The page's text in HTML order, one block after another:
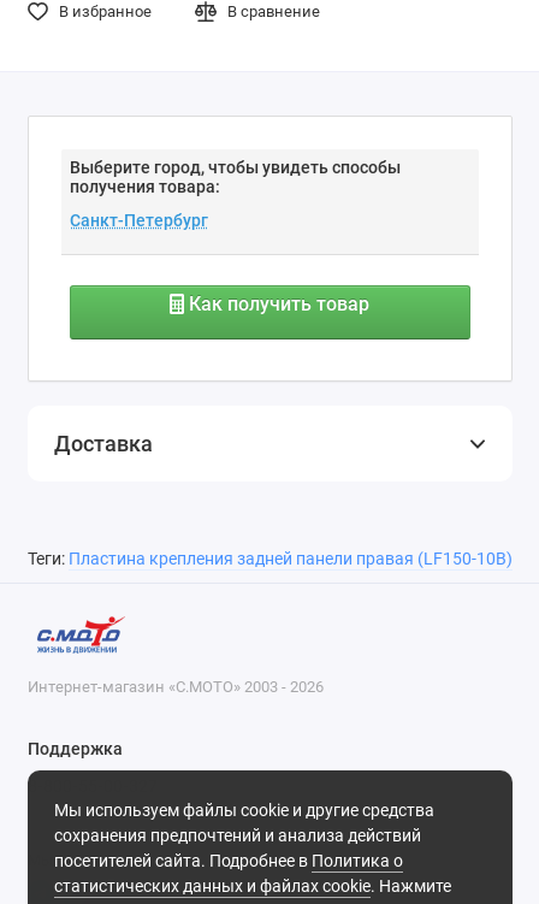
В избранное В сравнение
Выберите город, чтобы увидеть способы
получения товара:
Как получить товар
Доставка
Теги: Пластина крепления задней панели правая (LF150-10B)
Мы используем файлы cookie и другие средства
сохранения предпочтений и анализа действий
посетителей сайта. Подробнее в Политика о
статистических данных и файлах cookie. Нажмите
Интернет-магазин «С.МОТО» 2003 - 2026
Поддержка
8-800-55-00-327
Будни, с 09-30 до 18-30
Мы в сети